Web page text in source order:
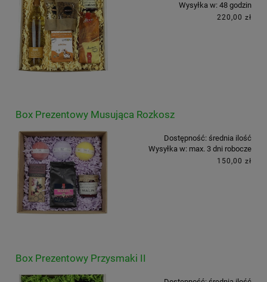
Wysyłka w: 48 godzin
220,00 zł
Box Prezentowy Musująca Rozkosz
Dostępność: średnia ilość
Wysyłka w: max. 3 dni robocze
150,00 zł
Box Prezentowy Przysmaki II